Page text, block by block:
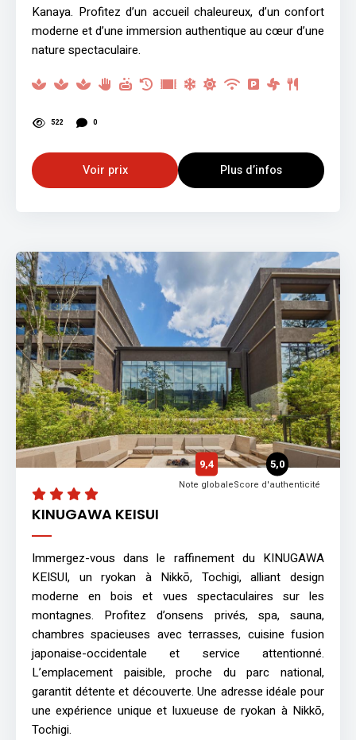
Kanaya. Profitez d’un accueil chaleureux, d’un confort
moderne et d’une immersion authentique au cœur d’une
nature spectaculaire.
522 0
Voir prix Plus d’infos
KINUGAWA KEISUI
9,4
Note globale
5,0
Score d'authenticité
Immergez-vous dans le raffinement du KINUGAWA
KEISUI, un ryokan à Nikkō, Tochigi, alliant design
moderne en bois et vues spectaculaires sur les
montagnes. Profitez d’onsens privés, spa, sauna,
chambres spacieuses avec terrasses, cuisine fusion
japonaise-occidentale et service attentionné.
L’emplacement paisible, proche du parc national,
garantit détente et découverte. Une adresse idéale pour
une expérience unique et luxueuse de ryokan à Nikkō,
Tochigi.